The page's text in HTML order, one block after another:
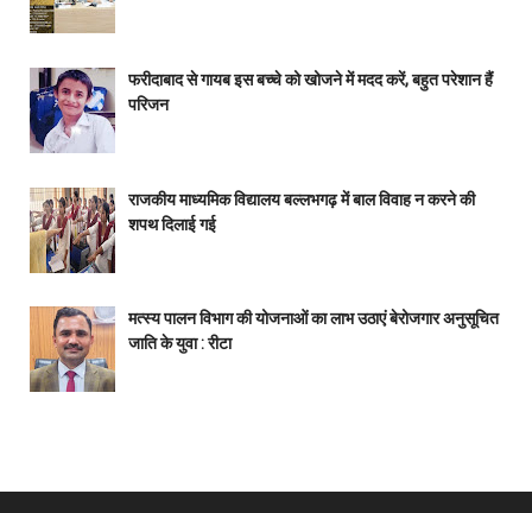
फरीदाबाद से गायब इस बच्चे को खोजने में मदद करें, बहुत परेशान हैं
परिजन
राजकीय माध्यमिक विद्यालय बल्लभगढ़ में बाल विवाह न करने की
शपथ दिलाई गई
मत्स्य पालन विभाग की योजनाओं का लाभ उठाएं बेरोजगार अनुसूचित
जाति के युवा : रीटा